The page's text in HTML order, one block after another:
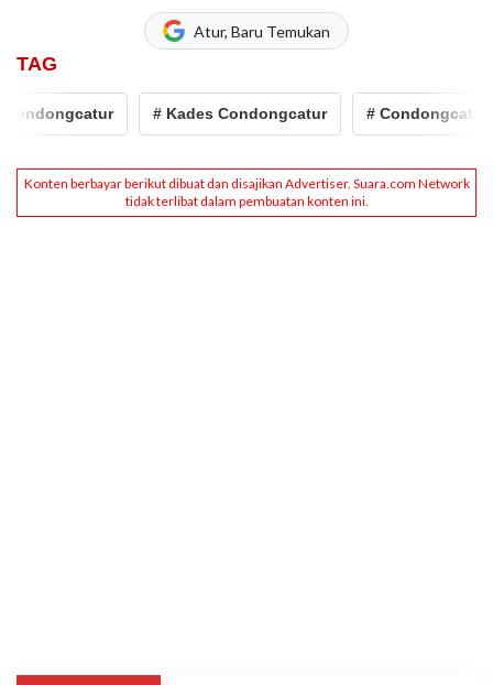
Atur, Baru Temukan
TAG
# Kades Condongcatur # Condongcatur